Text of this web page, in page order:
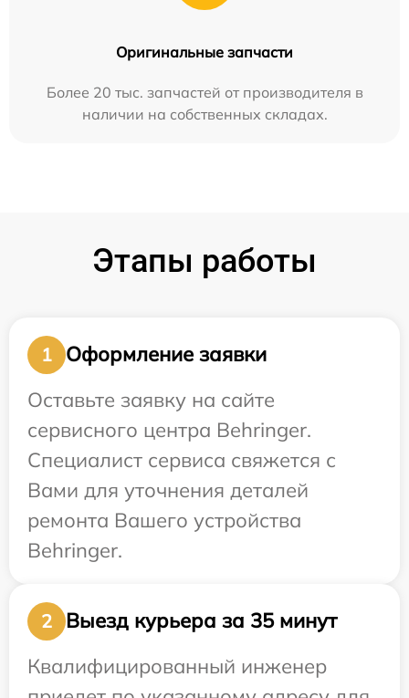
Оригинальные запчасти
Более 20 тыс. запчастей от производителя в
наличии на собственных складах.
Этапы работы
1
Оформление заявки
Оставьте заявку на сайте
сервисного центра Behringer.
Специалист сервиса свяжется с
Вами для уточнения деталей
ремонта Вашего устройства
Behringer.
2
Выезд курьера за 35 минут
Квалифицированный инженер